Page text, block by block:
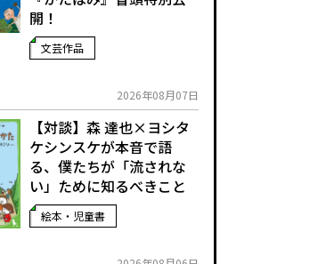
開！
文芸作品
2026年08月07日
【対談】森 達也×ヨシタ
ケシンスケが本音で語
る、僕たちが「流されな
い」ために知るべきこと
絵本・児童書